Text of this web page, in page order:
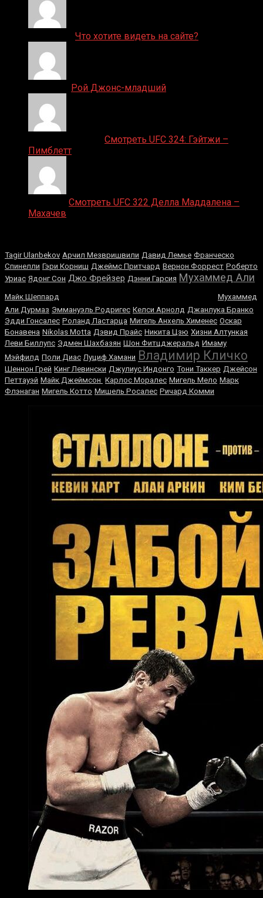
Что хотите видеть на сайте?
Рой Джонс-младший
Смотреть UFC 324: Гэйтжи –
Пимблетт
Смотреть UFC 322 Делла Маддалена –
Махачев
Tagir Ulanbekov Арчил Мезвришвили Давид Лемье Франческо
Спинелли Гэри Корниш Джеймс Притчард Вернон Форрест Роберто
Уриас Ядонг Сон Джо Фрейзер Дэнни Гарсия Мухаммед Али
Майк Шеппард
Мухаммед
Али Дурмаз Эммануэль Родригес Келси Арнолд Джанлука Бранко
Эдди Гонсалес Роланд Ластарца Мигель Анхель Хименес Оскар
Бонавена Nikolas Motta Дэвид Прайс Никита Цзю Хизни Алтункая
Леви Биллупс Эдмен Шахбазян Шон Фитцджеральд Имаму
Мэйфилд Поли Диас Луциф Хамани Владимир Кличко
Шеннон Грей Кинг Левински Джулиус Индонго Тони Таккер Джейсон
Петтауэй Майк Джеймсон Карлос Моралес Мигель Мело Марк
Флэнаган Мигель Котто Мишель Росалес Ричард Комми